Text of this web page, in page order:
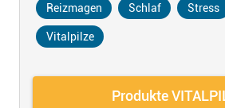
Reizmagen Schlaf Stress
Vitalpilze
Produkte